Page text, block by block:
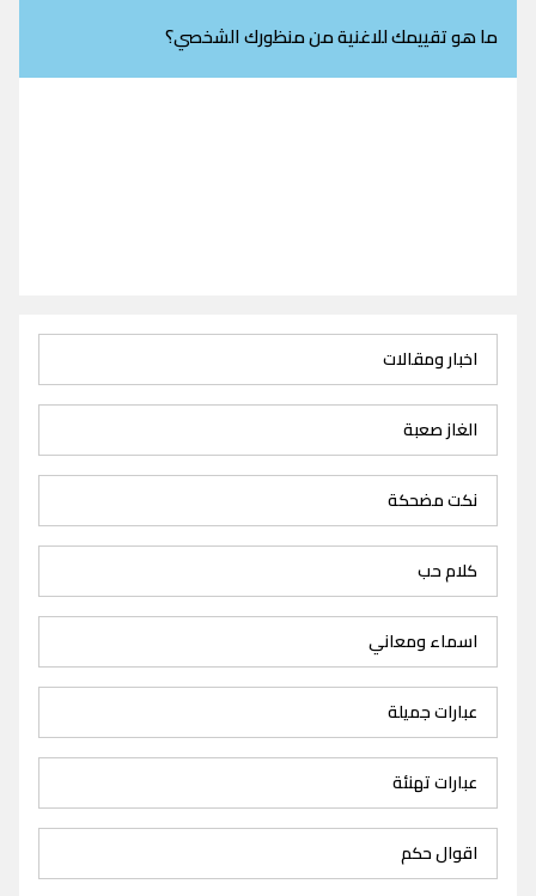
ما هو تقييمك للاغنية من منظورك الشخصي؟
اخبار ومقالات
الغاز صعبة
نكت مضحكة
كلام حب
اسماء ومعاني
عبارات جميلة
عبارات تهنئة
اقوال حكم